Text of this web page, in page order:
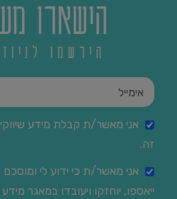
הישארו
הירשמו
אני מאשר/ת קבלת מידע
זה.
אני מאשר/ת כי ידוע לי
ייאספו, יוחזקו ויעובדו במאגר